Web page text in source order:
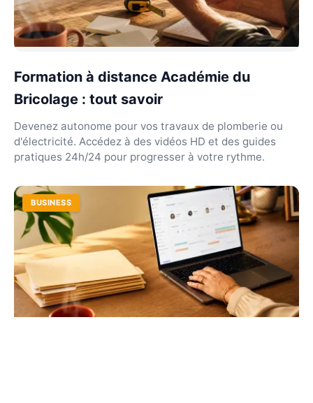
Formation à distance Académie du
Bricolage : tout savoir
Devenez autonome pour vos travaux de plomberie ou
d'électricité. Accédez à des vidéos HD et des guides
pratiques 24h/24 pour progresser à votre rythme.
BUSINESS